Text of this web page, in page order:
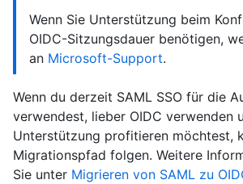
Wenn Sie Unterstützung beim
OIDC-Sitzungsdauer benötigen,
an Microsoft-Support.
Wenn du derzeit SAML SSO für die
verwendest, lieber OIDC verwenden
Unterstützung profitieren möchtest,
Migrationspfad folgen. Weitere
Sie unter Migrieren von SAML zu